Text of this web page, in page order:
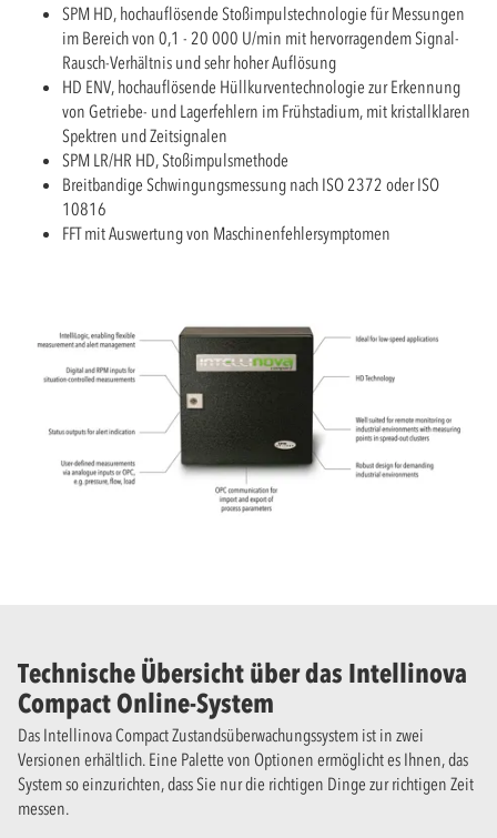
SPM HD, hochauflösende Stoßimpulstechnologie für Messungen
im Bereich von 0,1 - 20 000 U/min mit hervorragendem Signal-
Rausch-Verhältnis und sehr hoher Auflösung
HD ENV, hochauflösende Hüllkurventechnologie zur Erkennung
von Getriebe- und Lagerfehlern im Frühstadium, mit kristallklaren
Spektren und Zeitsignalen
SPM LR/HR HD, Stoßimpulsmethode
Breitbandige Schwingungsmessung nach ISO 2372 oder ISO
10816
FFT mit Auswertung von Maschinenfehlersymptomen
Technische Übersicht über das Intellinova
Compact Online-System
Das Intellinova Compact Zustandsüberwachungssystem ist in zwei
Versionen erhältlich. Eine Palette von Optionen ermöglicht es Ihnen, das
System so einzurichten, dass Sie nur die richtigen Dinge zur richtigen Zeit
messen.